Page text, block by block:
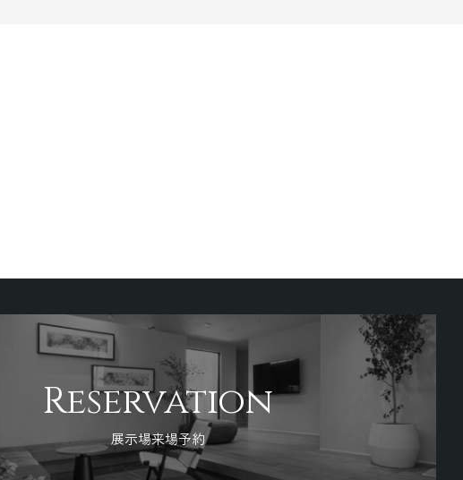
Reservation
展示場来場予約